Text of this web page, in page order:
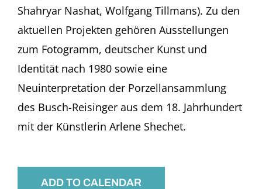
Shahryar Nashat, Wolfgang Tillmans). Zu den
aktuellen Projekten gehören Ausstellungen
zum Fotogramm, deutscher Kunst und
Identität nach 1980 sowie eine
Neuinterpretation der Porzellansammlung
des Busch-Reisinger aus dem 18. Jahrhundert
mit der Künstlerin Arlene Shechet.
ADD TO CALENDAR